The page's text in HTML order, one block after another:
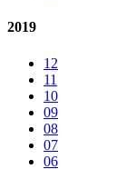
2019
12
11
10
09
08
07
06